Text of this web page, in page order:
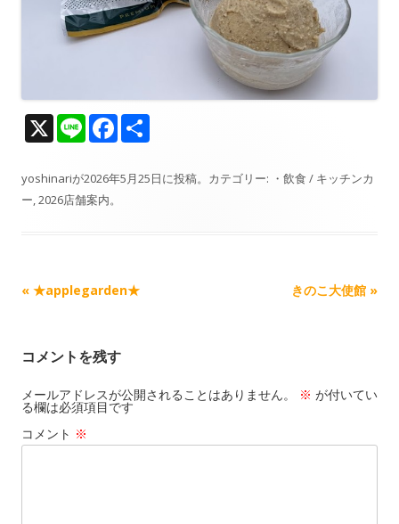
X Li
e
F
e
k
yoshinariが2026年5月25日に投稿。カテゴリー: ・飲食 / キッチンカ
ー,2026店舗案内。
記
ビ
ゲ
ー
シ
« ★applegarden★ きのこ大使館 »
コメントを残す
メールアドレスが公開されることはありません。 ※ が付いてい
る欄は必須項目です
コメント ※